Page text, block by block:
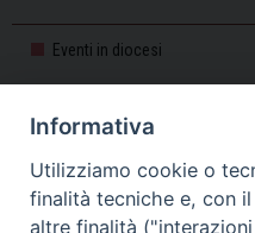
Eventi in diocesi
CALENDARIO
Informativa
Utilizziamo cookie o
finalità tecniche e, con
altre finalità